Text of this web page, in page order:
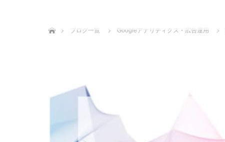
ブログ一覧
Googleアナリティクス・広告運用